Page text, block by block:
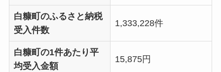
白糠町のふるさと納税
受入件数
1,333,228件
白糠町の1件あたり平
均受入金額
15,875円